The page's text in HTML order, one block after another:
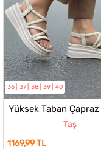
36 37 38 39 40
Taş
1169,99 TL